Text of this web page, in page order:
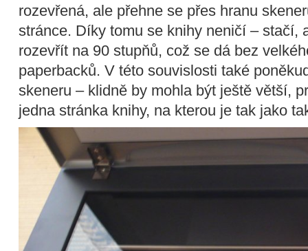
rozevřená, ale přehne se přes hranu
stránce. Díky tomu se knihy neničí – stačí,
rozevřít na 90 stupňů, což se dá bez
paperbacků. V této souvislosti také
skeneru – klidně by mohla být ještě větší,
jedna stránka knihy, na kterou je tak jako